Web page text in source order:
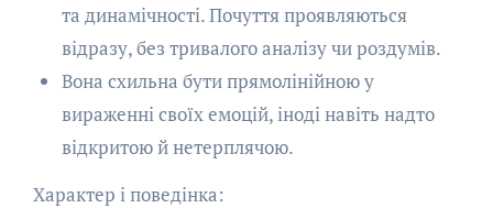
та динамічності. Почуття проявляються
відразу, без тривалого аналізу чи роздумів.
Вона схильна бути прямолінійною у
вираженні своїх емоцій, іноді навіть надто
відкритою й нетерплячою.
Характер і поведінка: